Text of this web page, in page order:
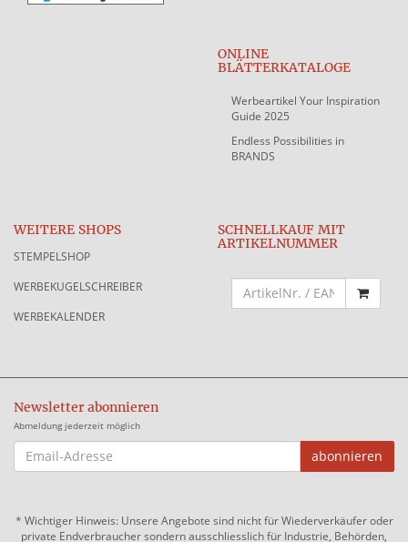
ONLINE
BLÄTTERKATALOGE
Werbeartikel Your Inspiration
Guide 2025
Endless Possibilities in
BRANDS
WEITERE SHOPS
STEMPELSHOP
WERBEKUGELSCHREIBER
WERBEKALENDER
SCHNELLKAUF MIT
ARTIKELNUMMER
Newsletter abonnieren
Abmeldung jederzeit möglich
EMAIL-
ADRESSE
abonnieren
* Wichtiger Hinweis: Unsere Angebote sind nicht für Wiederverkäufer oder
private Endverbraucher sondern ausschliesslich für Industrie, Behörden,